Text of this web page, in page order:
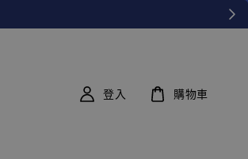
登入 購物車